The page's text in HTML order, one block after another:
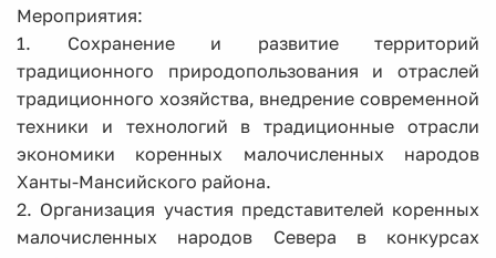
Мероприятия:
1. Сохранение и развитие территорий
традиционного природопользования и отраслей
традиционного хозяйства, внедрение современной
техники и технологий в традиционные отрасли
экономики коренных малочисленных народов
Ханты-Мансийского района.
2. Организация участия представителей коренных
малочисленных народов Севера в конкурсах